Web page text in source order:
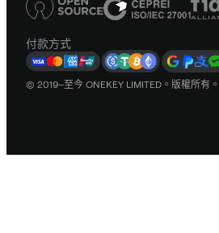
付款方式
© 2019–至今 ONEKEY LIMITED。版權所有。